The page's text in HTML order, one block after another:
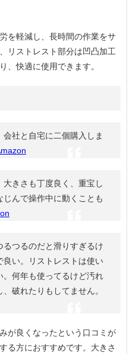
を軽減し、長時間の作業をサ
リストレスト部分は凹凸加工
、快適に使用できます。
社と自宅に二個購入しま
きさも丁度良く、重宝し
んで操作中に動くことも
つるのだと滑りすぎるけ
良い。リストレストは使い
。何年も使ってるけど汚れ
破れたりもしてません。
が良くなったという口コミが
る方におすすめです。大きさ